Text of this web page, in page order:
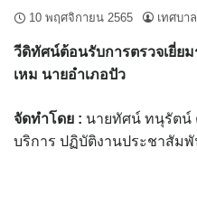
กองคลัง
กองช่าง
กองยุทธศาสตร์และงบประมาณ
กองสาธารณสุขฯ
10 พฤศจิกายน 2565 เทศบา
วีดิทัศน์ต้อนรับการตรวจเยี่ย
เหม นายอำเภอปัว
จัดทำโดย : นายทัศน์ ทนุรัตน์
บริการ ปฏิบัติงานประชาสัม